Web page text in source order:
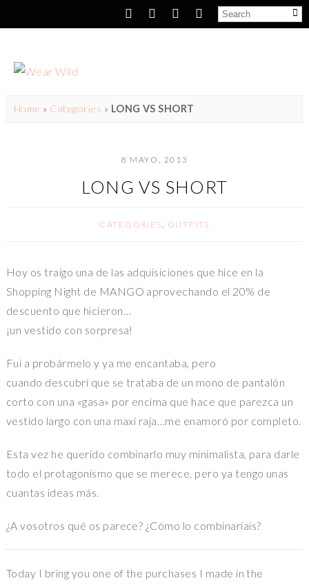
Home » Categories » LONG VS SHORT
8 MAYO, 2013
LONG VS SHORT
CATEGORIES, OUTFITS
Hoy os traigo una de las adquisiciones que hice en la
Shopping Night de MANGO aprovechando el 20% de
descuento que hicieron…
¡un vestido con sorpresa!
Fui a probármelo y ya me encantaba, pero
cuando descubrí que se trataba de un mono de pantalón
corto con una «gasa» por encima que hace que parezca un
vestido largo con una maxi raja…me enamoró por completo.
Esta vez he querido combinarlo muy minimalista, para darle
todo el protagonismo que se merece, pero ya tengo unas
cuantas ideas más.
¿A vosotros qué os parece? ¿Cómo lo combinaríais?
Today I bring you one of the purchases I made in the